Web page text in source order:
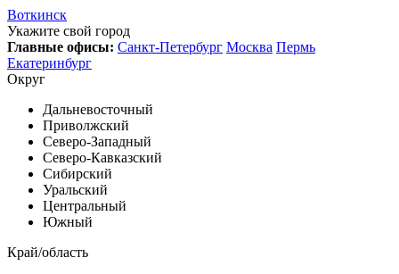
Воткинск
Укажите свой город
Главные офисы: Санкт-Петербург Москва Пермь
Екатеринбург
Округ
Дальневосточный
Приволжский
Северо-Западный
Северо-Кавказский
Сибирский
Уральский
Центральный
Южный
Край/область